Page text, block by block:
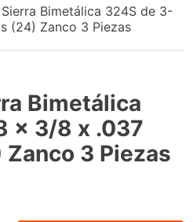
Bimetálica 324S de 3-
(24) Zanco 3 Piezas
Bimetálica
x 3/8 x .037
3 Piezas
2.
carbones
.
interruptor
.
lenox
esmeriladora